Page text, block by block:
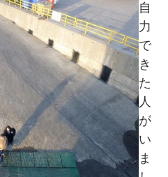
自
力
で
き
た
人
が
い
ま